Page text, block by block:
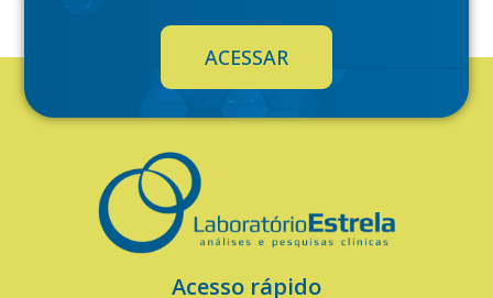
ACESSAR
Acesso rápido